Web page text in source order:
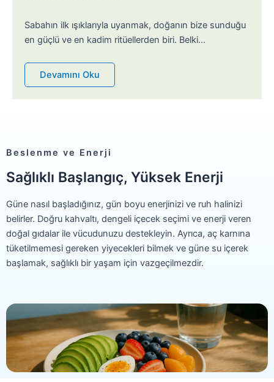
Sabahın ilk ışıklarıyla uyanmak, doğanın bize sunduğu
en güçlü ve en kadim ritüellerden biri. Belki…
Devamını Oku
Beslenme ve Enerji
Sağlıklı Başlangıç, Yüksek Enerji
Güne nasıl başladığınız, gün boyu enerjinizi ve ruh halinizi
belirler. Doğru kahvaltı, dengeli içecek seçimi ve enerji veren
doğal gıdalar ile vücudunuzu destekleyin. Ayrıca, aç karnına
tüketilmemesi gereken yiyecekleri bilmek ve güne su içerek
başlamak, sağlıklı bir yaşam için vazgeçilmezdir.